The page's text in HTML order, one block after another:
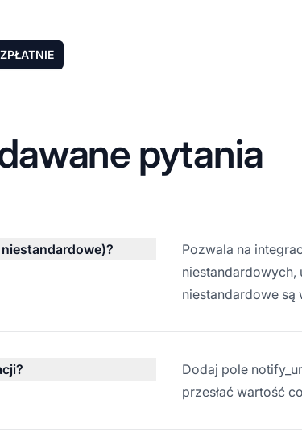
pytania
Pozwala na
niestandardowych,
niestandardowe
Dodaj pole
przesłać wartość